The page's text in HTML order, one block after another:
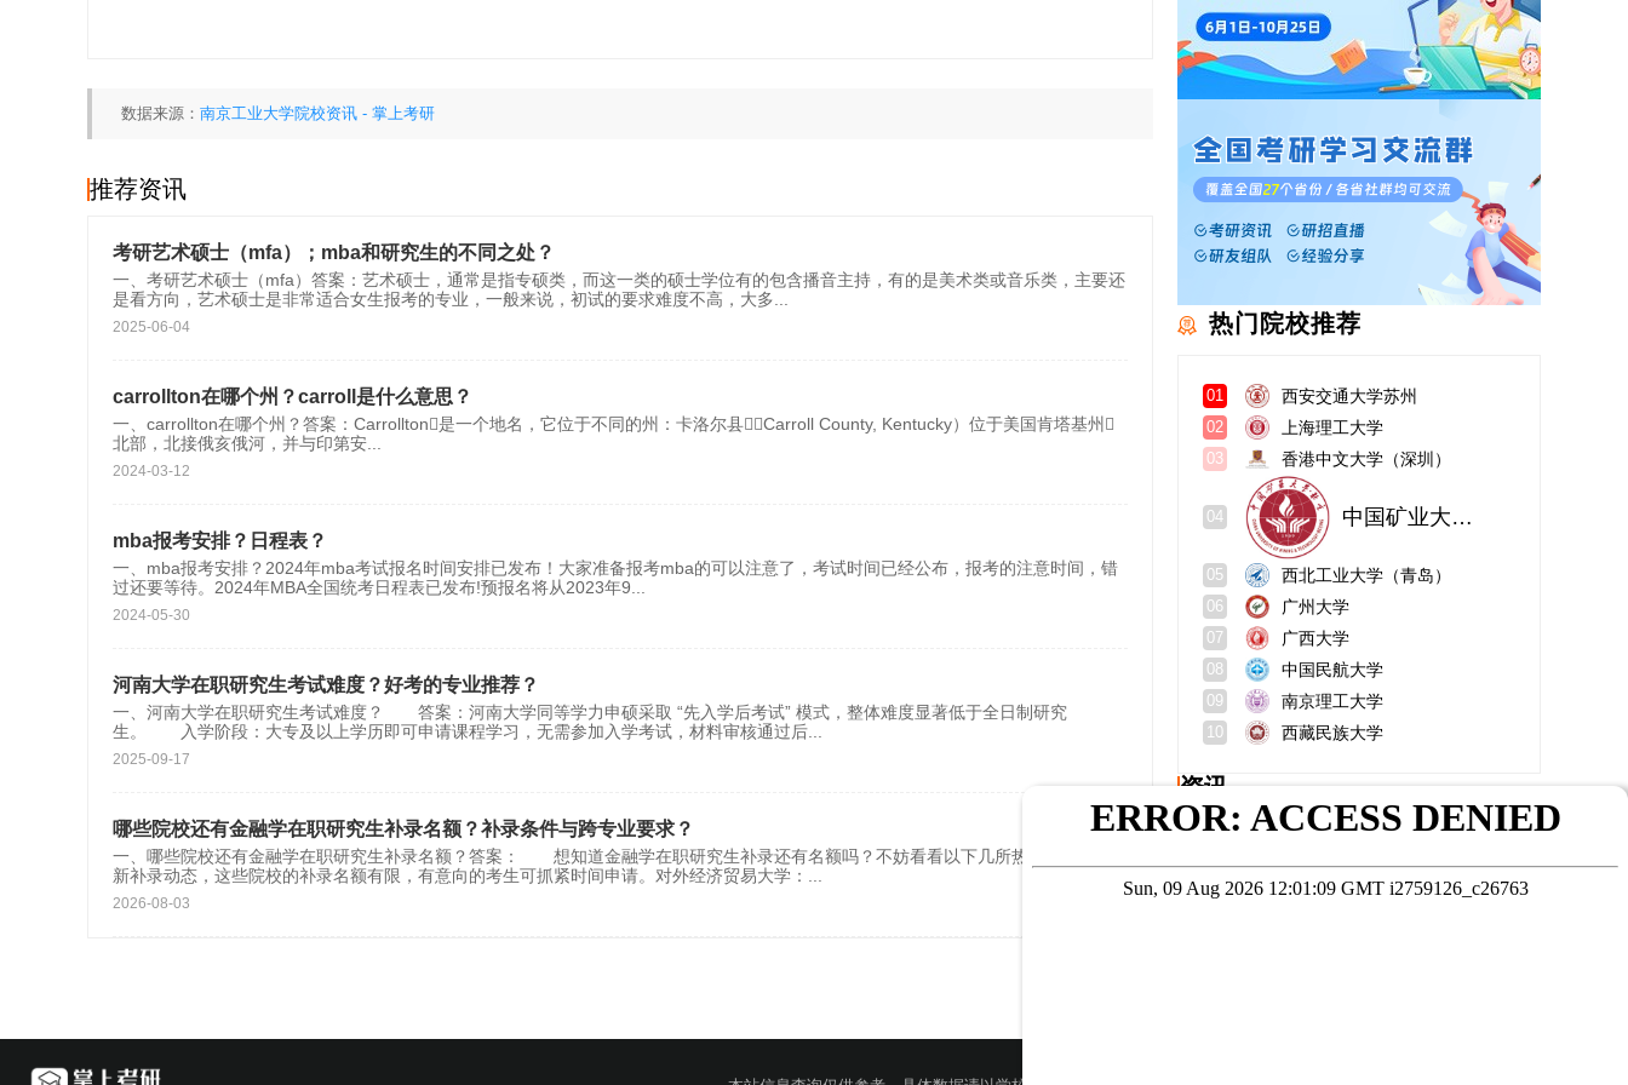
数据来源： 南京工业大学院校资讯 - 掌上考研
推荐资讯
考研艺术硕士（mfa）；mba和研究生的不同之处？
一、考研艺术硕士（mfa）答案：艺术硕士，通常是指专硕类，而这一类的硕士学位有的包含播音主持，有的是美术类或音乐类，主要还
是看方向，艺术硕士是非常适合女生报考的专业，一般来说，初试的要求难度不高，大多
2025-06-04
carrollton在哪个州？carroll是什么意思？
一、carrollton在哪个州？答案：Carrollton是一个地名，它位于不同的州：卡洛尔县（Carroll County, Kentucky）位于美国肯塔基州
北部，北接俄亥俄河，并与印第安
2024-03-12
mba报考安排？日程表？
一、mba报考安排？2024年mba考试报名时间安排已发布！大家准备报考mba的可以注意了，考试时间已经公布，报考的注意时间，错
过还要等待。2024年MBA全国统考日程表已发布!预报名将从2023年9
2024-05-30
河南大学在职研究生考试难度？好考的专业推荐？
一、河南大学在职研究生考试难度？ 答案：河南大学同等学力申硕采取 “先入学后考试” 模式，整体难度显著低于全日制研究
生。 入学阶段：大专及以上学历即可申请课程学习，无需参加入学考试，材料审核通过后
2025-09-17
哪些院校还有金融学在职研究生补录名额？补录条件与跨专业要求？
一、哪些院校还有金融学在职研究生补录名额？答案： 想知道金融学在职研究生补录还有名额吗？不妨看看以下几所热门院校的最
新补录动态，这些院校的补录名额有限，有意向的考生可抓紧时间申请。对外经济贸易大学：
2026-08-03
热门院校推荐
01 西安交通大学苏州
02 上海理工大学
03 香港中文大学（深圳）
中国矿业大学（北京）
06 广州大学
07 广西大学
08 中国民航大学
09 南京理工大学
10 西藏民族大学
资讯
中外合作办学可以考研吗？与普通读研有什么区别？
高等教育学在职研究生考什么？适合谁？